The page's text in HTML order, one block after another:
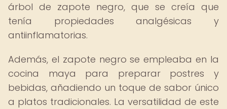
árbol de zapote negro, que se creía que
tenía propiedades analgésicas y
antiinflamatorias.
Además, el zapote negro se empleaba en la
cocina maya para preparar postres y
bebidas, añadiendo un toque de sabor único
a platos tradicionales. La versatilidad de este